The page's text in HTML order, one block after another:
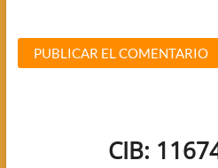
CIB: